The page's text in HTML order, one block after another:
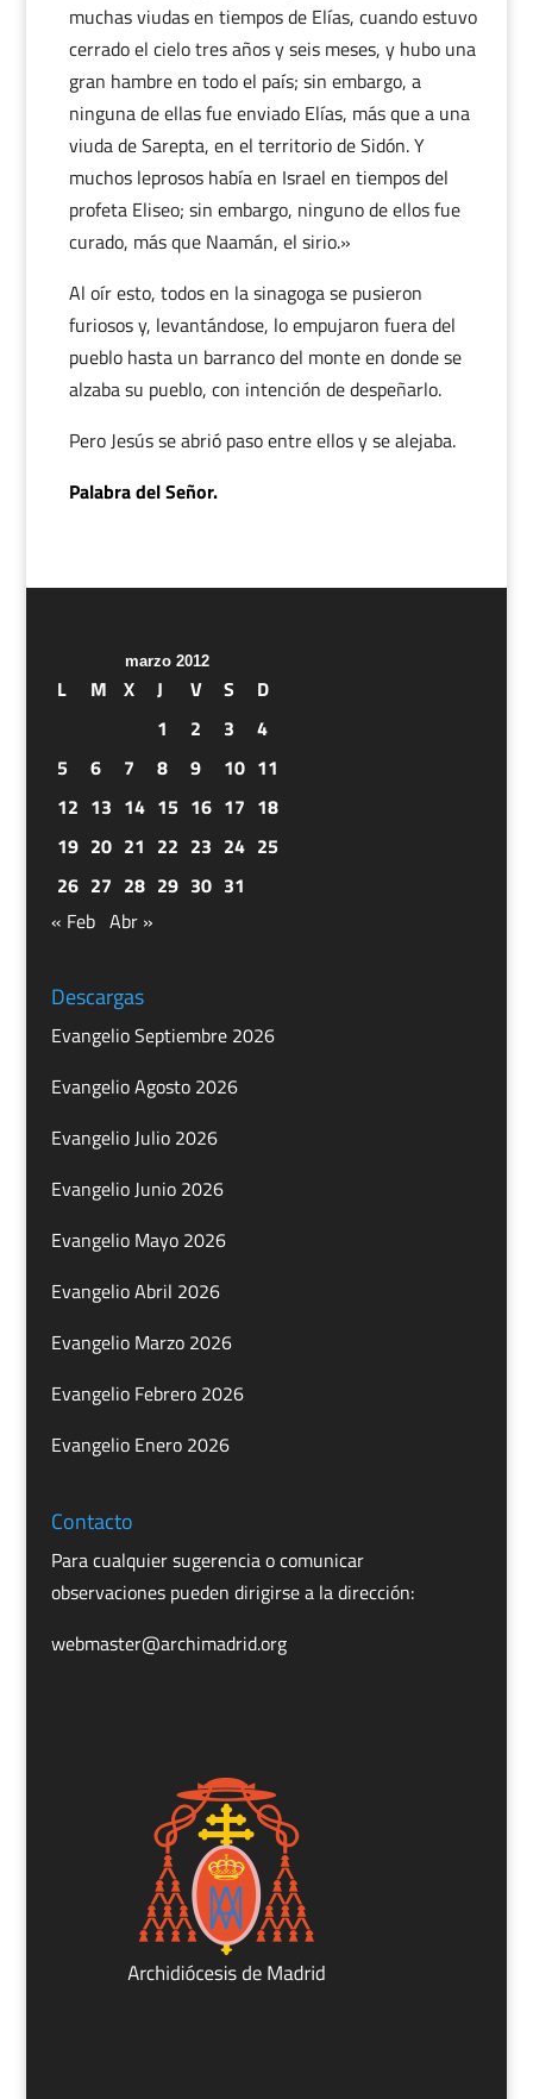
muchas viudas en tiempos de Elías, cuando estuvo
cerrado el cielo tres años y seis meses, y hubo una
gran hambre en todo el país; sin embargo, a
ninguna de ellas fue enviado Elías, más que a una
viuda de Sarepta, en el territorio de Sidón. Y
muchos leprosos había en Israel en tiempos del
profeta Eliseo; sin embargo, ninguno de ellos fue
curado, más que Naamán, el sirio.»
Al oír esto, todos en la sinagoga se pusieron
furiosos y, levantándose, lo empujaron fuera del
pueblo hasta un barranco del monte en donde se
alzaba su pueblo, con intención de despeñarlo.
Pero Jesús se abrió paso entre ellos y se alejaba.
Palabra del Señor.
marzo 2012
L M X J V S
D
1
2 3
4
5
6 7 8 9 10 11
12 13 14 15 16 17 18
19 20 21 22 23 24 25
26 27 28 29 30 31
« Feb Abr »
Descargas
Evangelio Septiembre 2026
Evangelio Agosto 2026
Evangelio Julio 2026
Evangelio Junio 2026
Evangelio Mayo 2026
Evangelio Abril 2026
Evangelio Marzo 2026
Evangelio Febrero 2026
Evangelio Enero 2026
Contacto
Para cualquier sugerencia o comunicar
observaciones pueden dirigirse a la dirección:
webmaster@archimadrid.org